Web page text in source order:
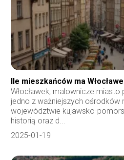
Ile mieszkańców ma
Włocławek, malownicze miasto
jedno z ważniejszych ośrodków
województwie kujawsko-
historią oraz d...
2025-01-19